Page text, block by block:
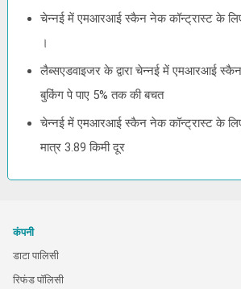
चेन्नई में एमआरआई स्कैन नेक कॉन्ट्रास्ट के
।
लैब्सएडवाइजर के द्वारा चेन्नई में एमआरआई
बुकिंग पे पाए 5% तक की बचत
चेन्नई में एमआरआई स्कैन नेक कॉन्ट्रास्ट के
मात्र 3.89 किमी दूर
कंपनी
डाटा पालिसी
रिफंड पॉलिसी